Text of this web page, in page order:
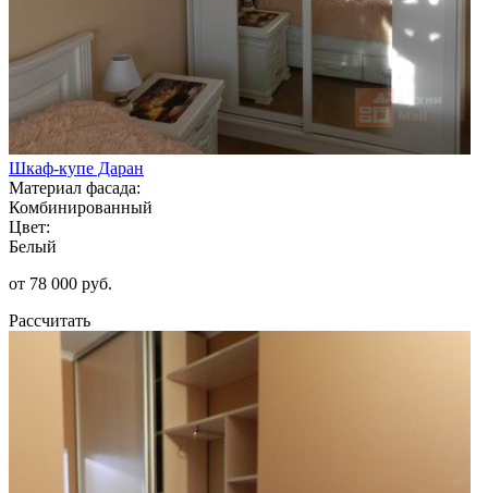
Шкаф-купе Даран
Материал фасада:
Комбинированный
Цвет:
Белый
от 78 000 руб.
Рассчитать